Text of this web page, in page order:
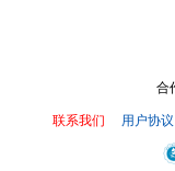
合
联系我们 用户协议